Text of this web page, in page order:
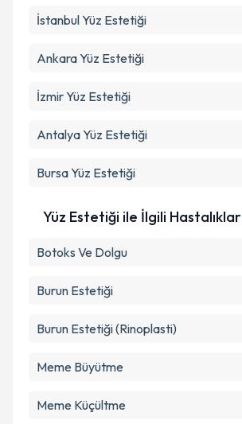
İstanbulYüz Estetiği
AnkaraYüz Estetiği
İzmirYüz Estetiği
AntalyaYüz Estetiği
BursaYüz Estetiği
Yüz Estetiği ile İlgili Hastalıklar
Botoks Ve Dolgu
Burun Estetiği
Burun Estetiği (Rinoplasti)
Meme Büyütme
Meme Küçültme